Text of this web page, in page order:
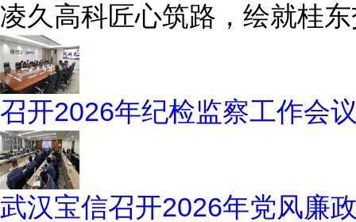
凌久高科匠心筑路，绘就桂
召开2026年纪检监察工作会
武汉宝信召开2026年党风廉